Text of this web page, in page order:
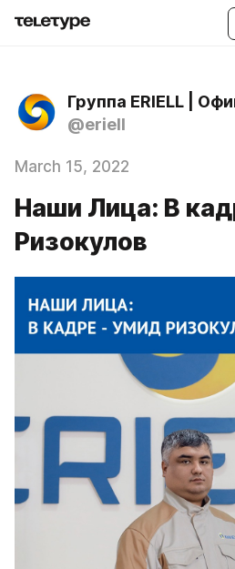
Группа ERIELL |
@eriell
March 15, 2022
Наши Лица: В
Ризокулов